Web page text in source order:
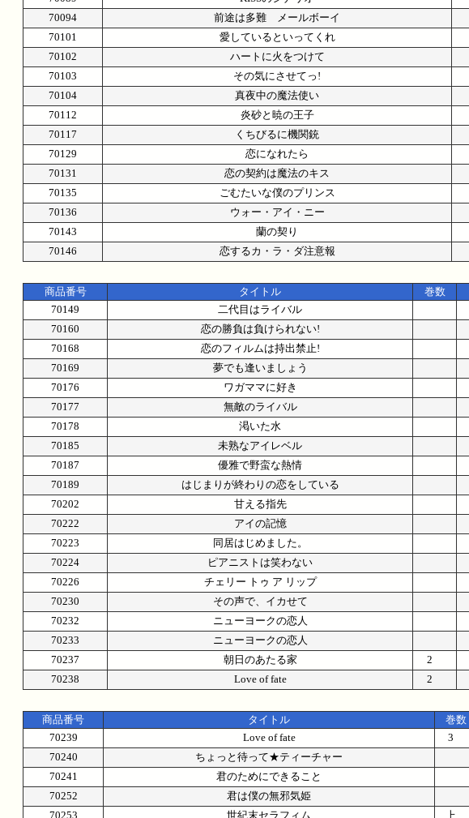
70094
前途は多難 メールボーイ
70101
愛しているといってくれ
70102
ハートに火をつけて
70103
その気にさせてっ!
70104
真夜中の魔法使い
70112
炎砂と暁の王子
70117
くちびるに機関銃
70129
恋になれたら
70131
恋の契約は魔法のキス
70135
ごむたいな僕のプリンス
70136
ウォー・アイ・ニー
70143
蘭の契り
70146
恋するカ・ラ・ダ注意報
商品番号 タイトル 巻数
70149
二代目はライバル
70160
恋の勝負は負けられない!
70168
恋のフィルムは持出禁止!
70169
夢でも逢いましょう
70176
ワガママに好き
70177
無敵のライバル
70178
渇いた水
70185
未熟なアイレベル
70187
優雅で野蛮な熱情
70189
はじまりが終わりの恋をしている
70202
甘える指先
70222
アイの記憶
70223
同居はじめました。
70224
ピアニストは笑わない
70226
チェリー トゥ ア リップ
70230
その声で、イカせて
70232
ニューヨークの恋人
70233
ニューヨークの恋人
70237
朝日のあたる家 2
70238
Love of fate 2
商品番号 タイトル 巻数
70239
Love of fate 3
70240
ちょっと待って★ティーチャー
70241
君のためにできること
70252
君は僕の無邪気姫
70253
世紀末セラフィム 上